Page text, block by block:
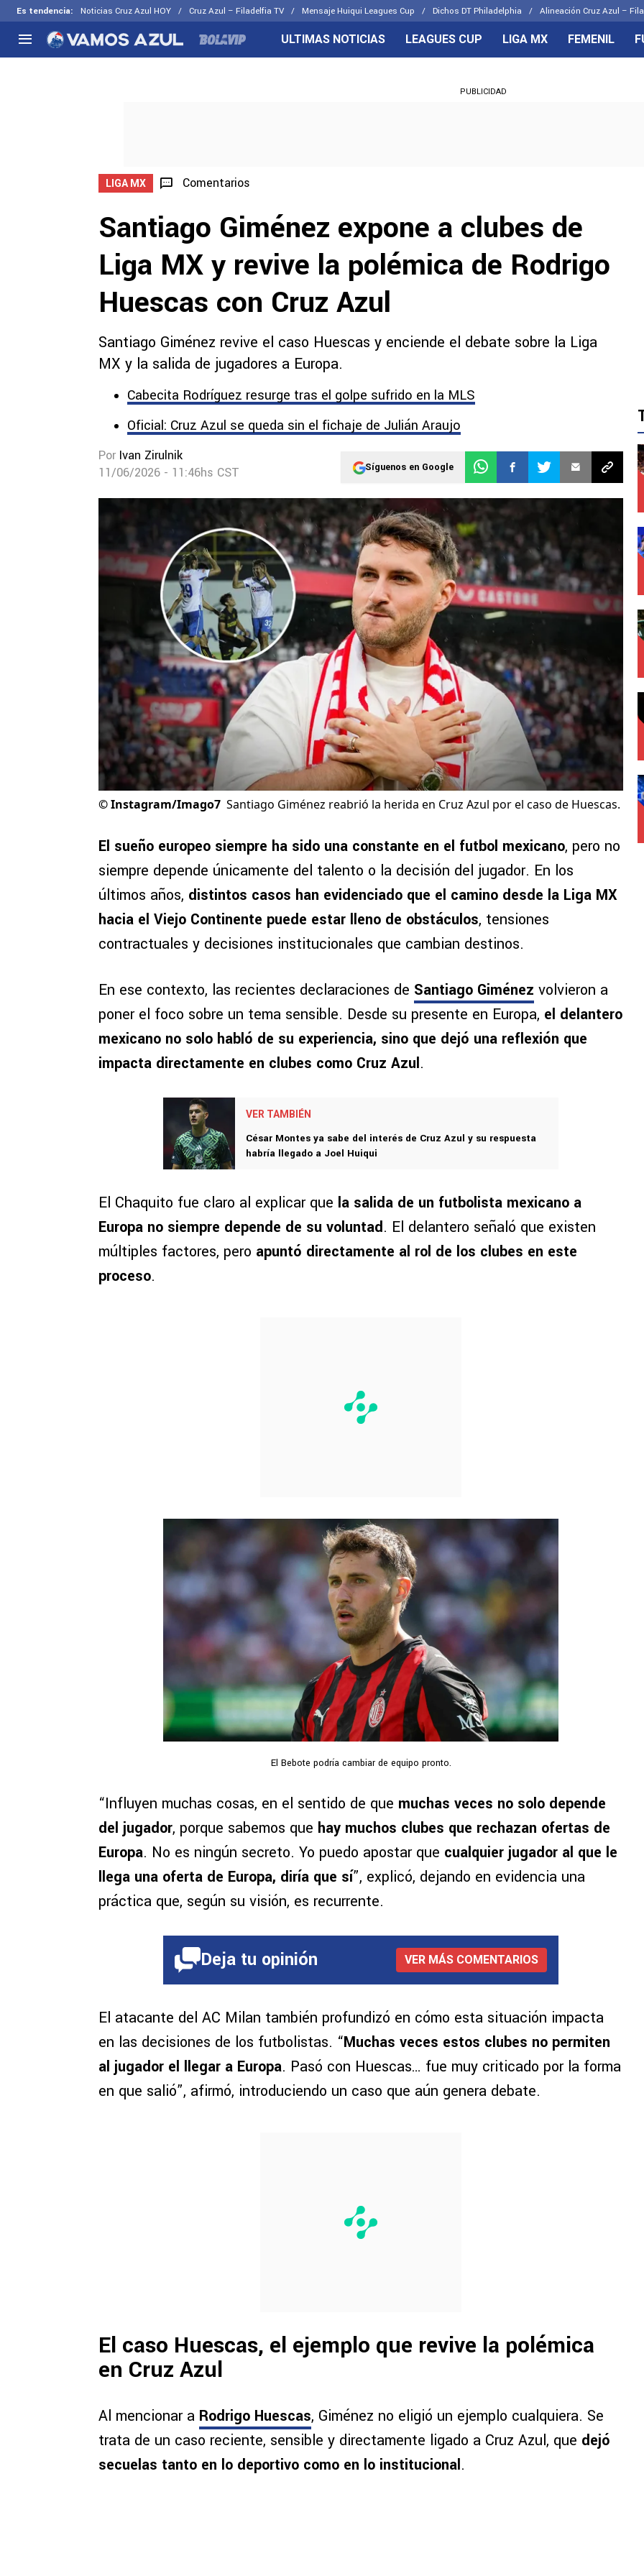
Es tendencia: Noticias Cruz Azul HOY Cruz Azul – Filadelfia TV Mensaje Huiqui Leagues Cup Dichos DT Philadelphia Alineación Cruz Azul –
Selección Mexicana
CELESTES
ULTIMAS NOTICIAS LEAGUES CUP LIGA MX FEMENIL
PUBLICIDAD
LIGA MX Comentarios
Santiago Giménez expone a clubes de
Liga MX y revive la polémica de Rodrigo
Huescas con Cruz Azul
Santiago Giménez revive el caso Huescas y enciende el debate sobre la Liga
MX y la salida de jugadores a Europa.
Cabecita Rodríguez resurge tras el golpe sufrido en la MLS
Oficial: Cruz Azul se queda sin el fichaje de Julián Araujo
Por Ivan Zirulnik
11/06/2026 - 11:46hs CST
Síguenos en Google
©Instagram/Imago7 Santiago Giménez reabrió la herida en Cruz Azul por el caso de Huescas.
El sueño europeo siempre ha sido una constante en el futbol mexicano, pero no
siempre depende únicamente del talento o la decisión del jugador. En los
últimos años, distintos casos han evidenciado que el camino desde la Liga MX
hacia el Viejo Continente puede estar lleno de obstáculos, tensiones
contractuales y decisiones institucionales que cambian destinos.
En ese contexto, las recientes declaraciones de Santiago Giménez volvieron a
poner el foco sobre un tema sensible. Desde su presente en Europa, el delantero
mexicano no solo habló de su experiencia, sino que dejó una reflexión que
impacta directamente en clubes como Cruz Azul.
VER TAMBIÉN
César Montes ya sabe del interés de Cruz Azul y su respuesta
habría llegado a Joel Huiqui
El Chaquito fue claro al explicar que la salida de un futbolista mexicano a
Europa no siempre depende de su voluntad. El delantero señaló que existen
múltiples factores, pero apuntó directamente al rol de los clubes en este
proceso.
El Bebote podría cambiar de equipo pronto.
“Influyen muchas cosas, en el sentido de que muchas veces no solo depende
del jugador, porque sabemos que hay muchos clubes que rechazan ofertas de
Europa. No es ningún secreto. Yo puedo apostar que cualquier jugador al que le
llega una oferta de Europa, diría que sí”, explicó, dejando en evidencia una
práctica que, según su visión, es recurrente.
Deja tu opinión VER MÁS COMENTARIOS
El atacante del AC Milan también profundizó en cómo esta situación impacta
en las decisiones de los futbolistas. “Muchas veces estos clubes no permiten
al jugador el llegar a Europa. Pasó con Huescas… fue muy criticado por la forma
en que salió”, afirmó, introduciendo un caso que aún genera debate.
El caso Huescas, el ejemplo que revive la polémica
en Cruz Azul
Al mencionar a Rodrigo Huescas, Giménez no eligió un ejemplo cualquiera. Se
trata de un caso reciente, sensible y directamente ligado a Cruz Azul, que dejó
secuelas tanto en lo deportivo como en lo institucional.